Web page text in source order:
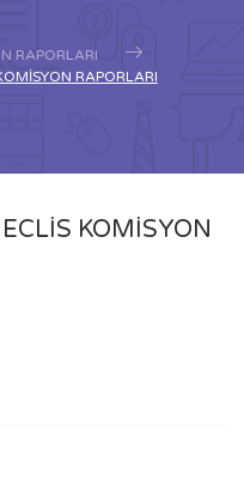
RAPORLARI
RAPORLARI
KOMİSYON